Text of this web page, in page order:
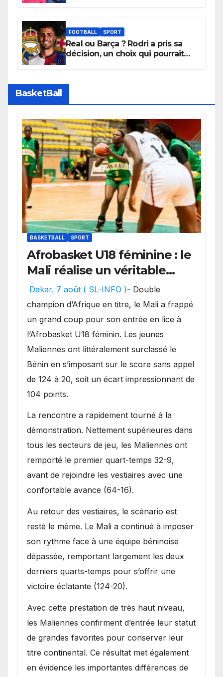
apaisées.
FOOTBALL SPORT
Real ou Barça ? Rodri a pris sa
décision, un choix qui pourrait
BasketBall
BASKETBALL SPORT
Afrobasket U18 féminine : le
Mali réalise un véritable
festival offensif et inflige
une lourde défaite au
Bénin.
Dakar. 7 août ( SL-INFO )- Double
champion d’Afrique en titre, le Mali a frappé
un grand coup pour son entrée en lice à
l’Afrobasket U18 féminin. Les jeunes
Maliennes ont littéralement surclassé le
Bénin en s’imposant sur le score sans appel
de 124 à 20, soit un écart impressionnant de
104 points.
La rencontre a rapidement tourné à la
démonstration. Nettement supérieures dans
tous les secteurs de jeu, les Maliennes ont
remporté le premier quart-temps 32-9,
avant de rejoindre les vestiaires avec une
confortable avance (64-16).
Au retour des vestiaires, le scénario est
resté le même. Le Mali a continué à imposer
son rythme face à une équipe béninoise
dépassée, remportant largement les deux
derniers quarts-temps pour s’offrir une
victoire éclatante (124-20).
Avec cette prestation de très haut niveau,
les Maliennes confirment d’entrée leur statut
de grandes favorites pour conserver leur
titre continental. Ce résultat met également
en évidence les importantes différences de